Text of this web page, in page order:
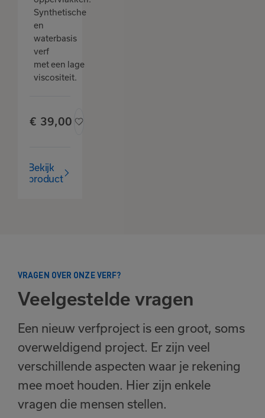
Synthetische
en
waterbasis
verf
met een lage
viscositeit.
€ 39,00
Bekijk
product
VRAGEN OVER ONZE VERF?
Veelgestelde vragen
Een nieuw verfproject is een groot, soms
overweldigend project. Er zijn veel
verschillende aspecten waar je rekening
mee moet houden. Hier zijn enkele
vragen die mensen stellen.